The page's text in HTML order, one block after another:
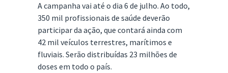
A campanha vai até o dia 6 de julho. Ao todo,
350 mil profissionais de saúde deverão
participar da ação, que contará ainda com
42 mil veículos terrestres, marítimos e
fluviais. Serão distribuídas 23 milhões de
doses em todo o país.